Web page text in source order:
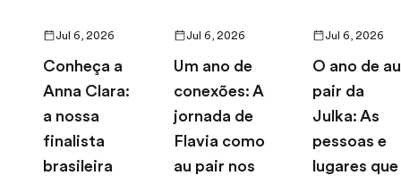
Jul 6, 2026
Conheça a
Anna Clara:
a nossa
finalista
brasileira
Jul 6, 2026
Um ano de
conexões: A
jornada de
Flavia como
au pair nos
Jul 6, 2026
O ano de au
pair da
Julka: As
pessoas e
lugares que